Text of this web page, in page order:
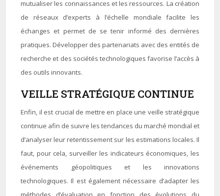
mutualiser les connaissances et les ressources. La création
de réseaux d’experts à l’échelle mondiale facilite les
échanges et permet de se tenir informé des dernières
pratiques. Développer des partenariats avec des entités de
recherche et des sociétés technologiques favorise l’accès à
des outils innovants.
VEILLE STRATÉGIQUE CONTINUE
Enfin, il est crucial de mettre en place une veille stratégique
continue afin de suivre les tendances du marché mondial et
d’analyser leur retentissement sur les estimations locales. Il
faut, pour cela, surveiller les indicateurs économiques, les
événements géopolitiques et les innovations
technologiques. Il est également nécessaire d’adapter les